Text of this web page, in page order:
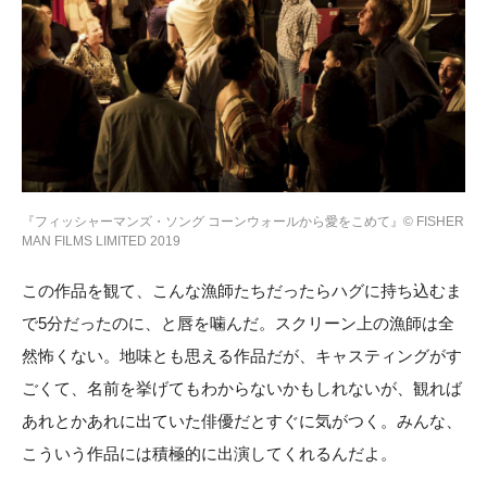
『フィッシャーマンズ・ソング コーンウォールから愛をこめて』© FISHER
MAN FILMS LIMITED 2019
この作品を観て、こんな漁師たちだったらハグに持ち込むま
で5分だったのに、と唇を噛んだ。スクリーン上の漁師は全
然怖くない。地味とも思える作品だが、キャスティングがす
ごくて、名前を挙げてもわからないかもしれないが、観れば
あれとかあれに出ていた俳優だとすぐに気がつく。みんな、
こういう作品には積極的に出演してくれるんだよ。